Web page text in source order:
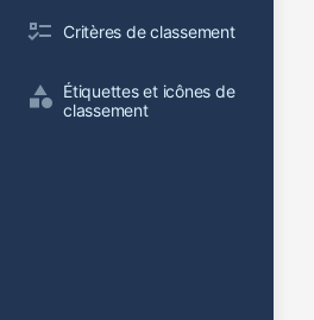
Critères de classement
Étiquettes et icônes de
classement